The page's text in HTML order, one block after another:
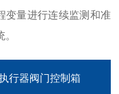
变量进行连续监测和准
行器阀门控制箱